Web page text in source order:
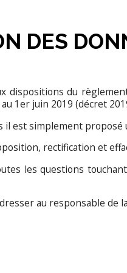
DES
dispositions du
1er juin 2019 (décret
il est simplement
rectification et
les questions
au responsable de